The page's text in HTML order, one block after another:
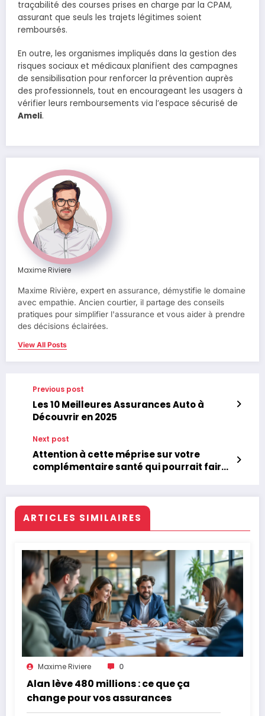
traçabilité des courses prises en charge par la CPAM,
assurant que seuls les trajets légitimes soient
remboursés.
En outre, les organismes impliqués dans la gestion des
risques sociaux et médicaux planifient des campagnes
de sensibilisation pour renforcer la prévention auprès
des professionnels, tout en encourageant les usagers à
vérifier leurs remboursements via l’espace sécurisé de
Ameli.
Maxime Riviere
Maxime Rivière, expert en assurance, démystifie le domaine
avec empathie. Ancien courtier, il partage des conseils
pratiques pour simplifier l'assurance et vous aider à prendre
des décisions éclairées.
View All Posts
Previous post
Les 10 Meilleures Assurances Auto à
Découvrir en 2025
Next post
Attention à cette méprise sur votre
complémentaire santé qui pourrait faire
ARTICLES SIMILAIRES
Maxime Riviere 0
Alan lève 480 millions : ce que ça
change pour vos assurances